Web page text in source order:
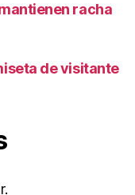
racha
de visitante